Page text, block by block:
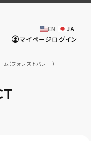
マイページログイン
EN JA
（フォレストバレー）